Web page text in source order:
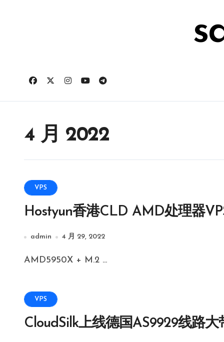
4 月 2022
VPS
Hostyun香港CLD AMD处理器
admin 4 月 29, 2022
AMD5950X + M.2 ...
VPS
CloudSilk上线德国AS9929线路大